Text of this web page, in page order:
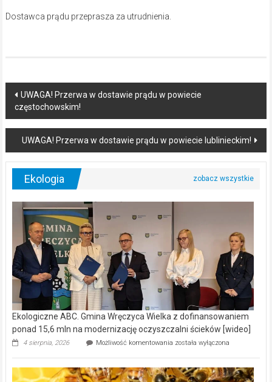
Dostawca prądu przeprasza za utrudnienia.
Post
navigation
UWAGA! Przerwa w dostawie prądu w powiecie
częstochowskim!
UWAGA! Przerwa w dostawie prądu w powiecie lublinieckim!
Ekologia
Ekologiczne ABC. Gmina Wręczyca Wielka z dofinansowaniem
ponad 15,6 mln na modernizację oczyszczalni ścieków [wideo]
4 sierpnia, 2026 Możliwość komentowania Ekologiczne
Wręczyca
została wyłączona